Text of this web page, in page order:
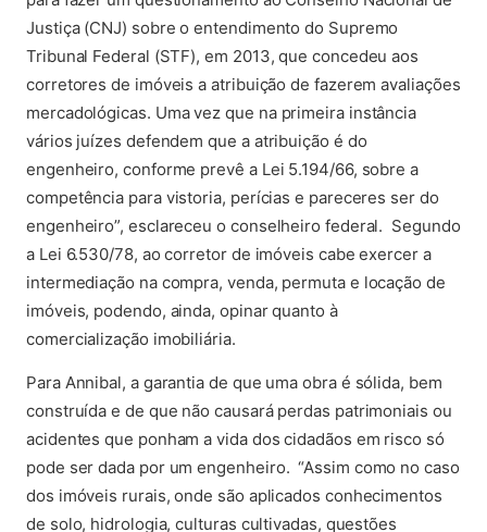
Justiça (CNJ) sobre o entendimento do Supremo
Tribunal Federal (STF), em 2013, que concedeu aos
corretores de imóveis a atribuição de fazerem avaliações
mercadológicas. Uma vez que na primeira instância
vários juízes defendem que a atribuição é do
engenheiro, conforme prevê a Lei 5.194/66, sobre a
competência para vistoria, perícias e pareceres ser do
engenheiro”, esclareceu o conselheiro federal. Segundo
a Lei 6.530/78, ao corretor de imóveis cabe exercer a
intermediação na compra, venda, permuta e locação de
imóveis, podendo, ainda, opinar quanto à
comercialização imobiliária.
Para Annibal, a garantia de que uma obra é sólida, bem
construída e de que não causará perdas patrimoniais ou
acidentes que ponham a vida dos cidadãos em risco só
pode ser dada por um engenheiro. “Assim como no caso
dos imóveis rurais, onde são aplicados conhecimentos
de solo, hidrologia, culturas cultivadas, questões